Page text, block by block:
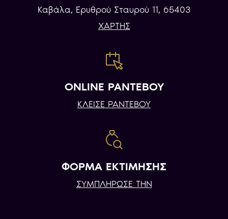
Καβάλα, Eρυθρού Σταυρού 11, 65403
ΧΑΡΤΗΣ
ONLINE ΡΑΝΤΕΒΟΥ
ΚΛΕΙΣΕ ΡΑΝΤΕΒΟΥ
ΦΟΡΜΑ ΕΚΤΙΜΗΣΗΣ
ΣΥΜΠΛΗΡΩΣΕ ΤΗΝ